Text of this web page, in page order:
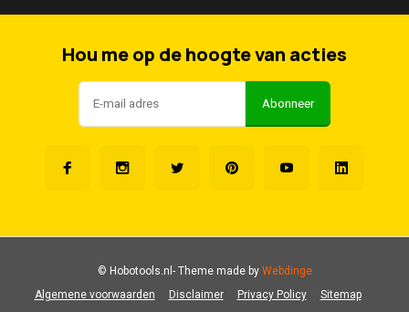
Hou me op de hoogte van acties
Abonneer
Algemene voorwaarden Disclaimer Privacy Policy Sitemap
© Hobotools.nl- Theme made byWebdinge